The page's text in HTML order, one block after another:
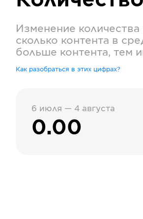
Изменение количества
сколько контента в
больше контента, тем
Как разобраться в этих цифрах?
6 июля — 4 августа
0.00